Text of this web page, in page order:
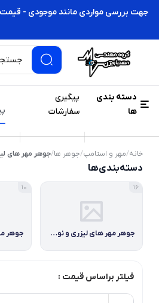
جهت بررسی مواردی مانند موجودی - قیمت
دسته بندی
ها
پیگیری
سفارشات
خانه/مهر و استامپ/جوهر ها/جوهر مهر های
دسته‌بندی‌ها
16
جوهر مهر های لیزری و نوری برند شاینی
10
فیلتر براساس قیمت :